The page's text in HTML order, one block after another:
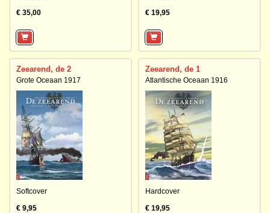
€ 35,00
€ 19,95
Zeearend, de 2
Grote Oceaan 1917
Softcover
€ 9,95
Zeearend, de 1
Atlantische Oceaan 1916
Hardcover
€ 19,95